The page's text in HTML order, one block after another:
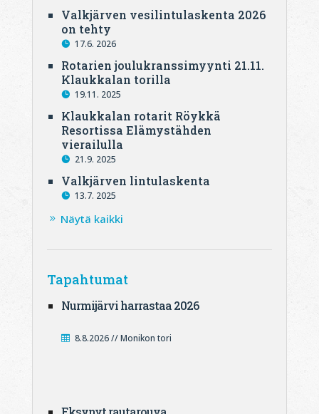
Valkjärven vesilintulaskenta 2026
on tehty
17.6. 2026
Rotarien joulukranssimyynti 21.11.
Klaukkalan torilla
19.11. 2025
Klaukkalan rotarit Röykkä
Resortissa Elämystähden
vierailulla
21.9. 2025
Valkjärven lintulaskenta
13.7. 2025
Näytä kaikki
Tapahtumat
Nurmijärvi harrastaa 2026
8.8.2026 // Monikon tori